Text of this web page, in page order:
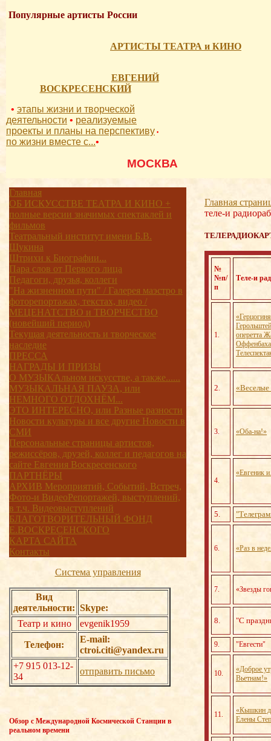
Популярные артисты России
АРТИСТЫ ТЕАТРА и КИНО
ЕВГЕНИЙ
ВОСКРЕСЕНСКИЙ
• этапы жизни и творческой
деятельности • реализуемые
проекты и планы на перспективу •
по жизни вместе с...•
          МОСКВА
Главная
ОБ ИСКУССТВЕ ТЕАТРА И КИНО +
полные версии значимых спектаклей и
фильмов
Театральный институт имени Б.В.
Щукина
Штрихи к Биографии...
Пара слов от Первого лица
Педагоги, друзья, коллеги
"На жизненном пути" / Галерея маэстро в
фоторепортажах, текстах, видео /
МЕЦЕНАТСТВО и ТВОРЧЕСТВО
(новейший период)
Текущая деятельность и творческое
наследие
ПРЕССА
НАГРАДЫ И ПРИЗЫ
О МУЗЫКАльном искусстве, а также......
МУЗЫКАЛЬНАЯ ПАУЗА, или
НЕМНОГО ОТДОХНЁМ...
ЭТО ИНТЕРЕСНО, или Разные разности
Новости культуры и все другие Новости в
СМИ
Персональные страницы артистов,
режиссёров, друзей, коллег и педагогов на
сайте Евгения Воскресенского
ПАРТНЁРЫ
АРХИВ Мероприятий, Событий, Встреч,
Фото-и ВидеоРепортажей, выступлений,
в т.ч. Видеовыступлений
БЛАГОТВОРИТЕЛЬНЫЙ ФОНД
Е.ВОСКРЕСЕНСКОГО
КАРТА САЙТА
Контакты
Система управления
Вид
деятельности: Skype:
Театр и кино
evgenik1959
Телефон:
E-mail:
ctroi.citi@yandex.ru
+7 915 013-12-
34
отправить письмо
Обзор с Международной Космической Станции в
реальном времени
Главная
теле-и
№
№п/
п
Теле-и
1.
«Герцогиня
оперетта
2 «Веселые
3. «Оба-на!»
4.
«Евгеник
5.
6. «Раз в
7. «Звезды
8. "С
9. "Евгести"
10.
«Доброе
Вьетнам!»
11.
«Кышкин
Елены